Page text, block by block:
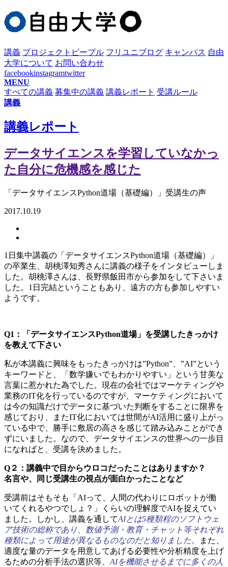
講義 プロジェクト ピープル フリユニブログ キャンパス 自由
大学について お問い合わせ
facebookinstagramtwitter
MENU
すべての講義 募集中の講義 講義レポート 受講ルール
講義
講義レポート
データサイエンスを学習していなかっ
た自分に危機感を感じた
「データサイエンスPython道場（基礎編）」受講生の声
2017.10.19
1日集中講義の「データサイエンスPython道場（基礎編）」
の卒業生、胡桃澤知秀さんに講義の様子をインタビューしま
した。胡桃澤さんは、長野県飯田市から参加をして下さいま
した。1日完結ということもあり、遠方の方も参加しやすい
ようです。
Q1：「データサイエンスPython道場」を受講したきっかけ
を教えて下さい
私が本講義に興味をもったきっかけは”Python”、”AI”という
キーワードと、「数学嫌いでもわかりやすい」という甘美な
言葉に惹かれた為でした。現在の会社ではマーケティングや
業務のIT化を行っているのですが、マーケティングにおいて
は今の知識だけでデータに基づいた判断をすることに限界を
感じており、またIT化においては世間がAI活用に盛り上がっ
ている中で、勝手に敷居の高さを感じて踏み込みことができ
ずにいました。なので、データサイエンスの世界への一歩目
になればと、受講を決めました。
Q２：講義中で目からウロコだったことはありますか？
名言や、同じ受講生の視点が面白かったことなど
受講前はそもそも「AIって、人間の代わりにロボットが働
いてくれるやつでしょ？」くらいの理解度でAIを捉えてい
ました。しかし、講義を通してAIとは5種類程のソフトウェ
ア技術の総称であり、数値予測・教育・チャット等それぞれ
種類によって用途が異なるものなのだと知りました。
また、
適度な量のデータを用意してあげる必要性や分析精度を上げ
るための分析手法の選択等、 AIを機能させるまでに多くの人